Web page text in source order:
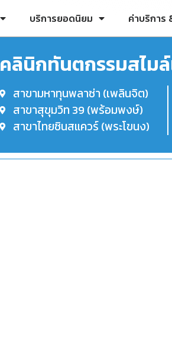
บริการยอดนิยม ค่าบริการ
คลินิกทันตกรรมสไมล์
สาขามหาทุนพลาซ่า (เพลินจิต)
สาขาสุขุมวิท 39 (พร้อมพงษ์)
สาขาไทยซินสแควร์ (พระโขนง)